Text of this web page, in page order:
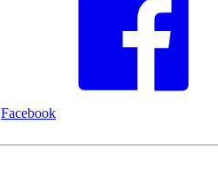
Facebook